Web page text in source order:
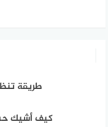
طريقة
كيف أشيك